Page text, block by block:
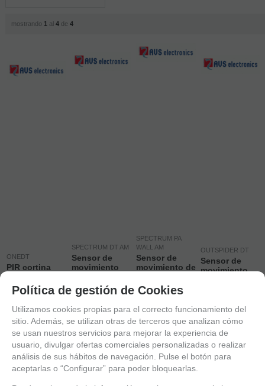
mostrando 1 al 4de 4
ONEDT
PIR cortina
12 m
109 EUR
IVA no incluido
-
+
SPECTRUM DT AM
Sensor de
movimiento
tecnología
169 EUR
IVA no incluido
-
+
SPECTRUM PA
WALL AM
Sensor de
movimiento de
tecnología
189 EUR
IVA no incluido
-
+
OUTSPIDER DT
Sensor de
movimiento
255 EUR
IVA no incluido
-
Política de gestión de Cookies
Utilizamos cookies propias para el correcto funcionamiento del
sitio. Además, se utilizan otras de terceros que analizan cómo
se usan nuestros servicios para mejorar la experiencia de
usuario, divulgar ofertas comerciales personalizadas o realizar
análisis de sus hábitos de navegación. Pulse el botón para
aceptarlas o “Configurar” para poder bloquearlas.